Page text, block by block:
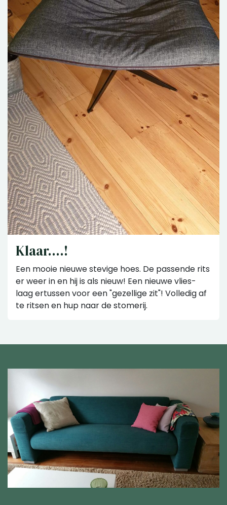
Klaar....!
Een mooie nieuwe stevige hoes. De passende rits
er weer in en hij is als nieuw! Een nieuwe vlies-
laag ertussen voor een "gezellige zit"! Volledig af
te ritsen en hup naar de stomerij.